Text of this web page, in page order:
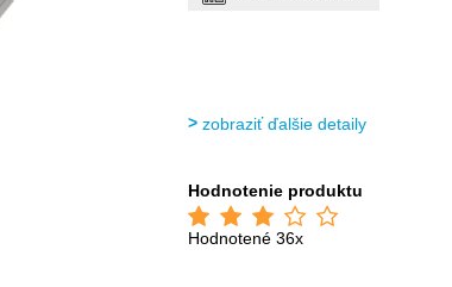
zobraziť ďalšie detaily
Hodnotenie produktu
Hodnotené 36x